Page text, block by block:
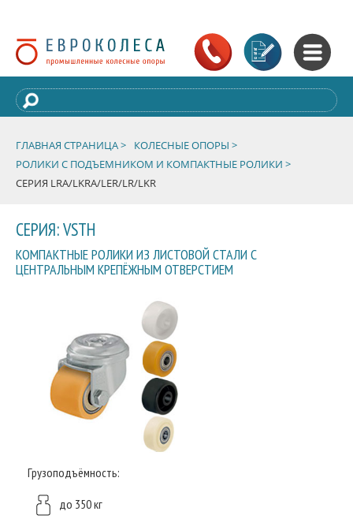
ГЛАВНАЯ СТРАНИЦА >
КОЛЕСНЫЕ ОПОРЫ >
РОЛИКИ С ПОДЪЕМНИКОМ И КОМПАКТНЫЕ РОЛИКИ >
СЕРИЯ LRA/LKRA/LER/LR/LKR
СЕРИЯ: VSTH
КОМПАКТНЫЕ РОЛИКИ ИЗ ЛИСТОВОЙ СТАЛИ С
ЦЕНТРАЛЬНЫМ КРЕПЁЖНЫМ ОТВЕРСТИЕМ
Грузоподъёмность:
до 350 кг